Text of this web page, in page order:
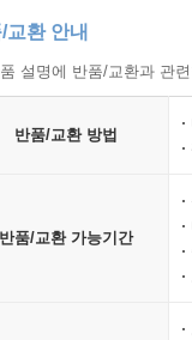
교환 안내
설명에 반품/교환과 관
반품/교환 방법
반품/교환 가능기간